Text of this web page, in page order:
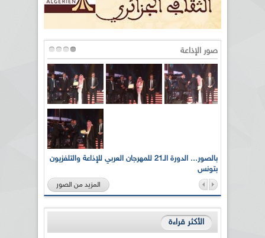
صور الإذاعة
بالصور... الدورة الـ21 للمهرجان العربي للإذاعة والتلفزيون
بتونس
المزيد من الصور
الأكثر قراءة